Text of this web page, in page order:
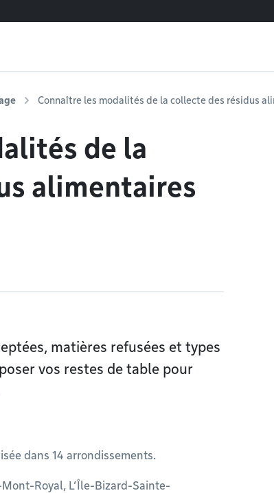
Connaître les modalités de la collecte des résidus
de la
alimentaires
matières refusées et types
vos restes de table pour
dans 14 arrondissements.
Royal, L’Île-Bizard-Sainte-